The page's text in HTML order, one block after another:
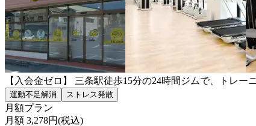
【入会金ゼロ】 三条駅徒歩15分の24時間ジムで、トレ
運動不足解消 ストレス発散
月額プラン
月額 3,278円(税込)